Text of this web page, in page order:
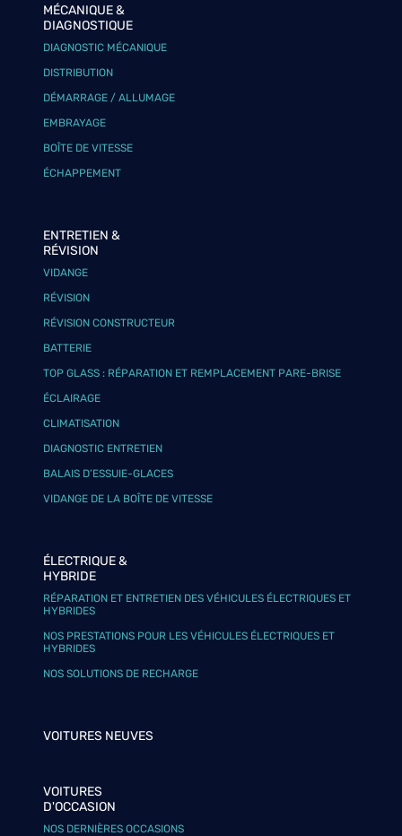
MÉCANIQUE &
DIAGNOSTIQUE
DIAGNOSTIC MÉCANIQUE
DISTRIBUTION
DÉMARRAGE / ALLUMAGE
EMBRAYAGE
BOÎTE DE VITESSE
ÉCHAPPEMENT
ENTRETIEN &
RÉVISION
VIDANGE
RÉVISION
RÉVISION CONSTRUCTEUR
BATTERIE
TOP GLASS : RÉPARATION ET REMPLACEMENT PARE-BRISE
ÉCLAIRAGE
CLIMATISATION
DIAGNOSTIC ENTRETIEN
BALAIS D’ESSUIE-GLACES
VIDANGE DE LA BOÎTE DE VITESSE
ÉLECTRIQUE &
HYBRIDE
RÉPARATION ET ENTRETIEN DES VÉHICULES ÉLECTRIQUES ET
HYBRIDES
NOS PRESTATIONS POUR LES VÉHICULES ÉLECTRIQUES ET
HYBRIDES
NOS SOLUTIONS DE RECHARGE
VOITURES NEUVES
VOITURES
D'OCCASION
NOS DERNIÈRES OCCASIONS